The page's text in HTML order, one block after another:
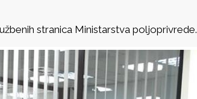
stranica Ministarstva poljoprivrede.